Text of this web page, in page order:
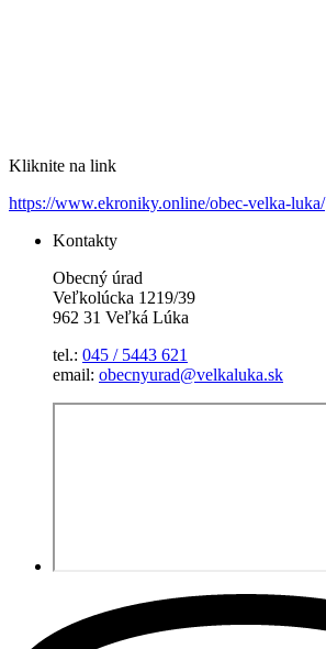
Kliknite na link
https://www.ekroniky.online/obec-velka-luka/
Kontakty
Obecný úrad
Veľkolúcka 1219/39
962 31 Veľká Lúka
tel.: 045 / 5443 621
email: obecnyurad@velkaluka.sk